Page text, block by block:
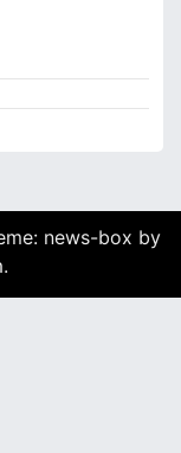
news-box by
.